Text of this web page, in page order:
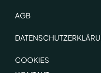
AGB
COOKIES